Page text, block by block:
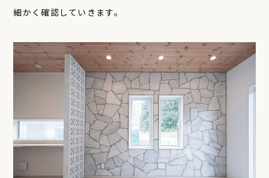
細かく確認していきます。